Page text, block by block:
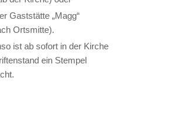
Gaststätte „Magg“
Ortsmitte).
ist ab sofort in der Kirche
ein Stempel